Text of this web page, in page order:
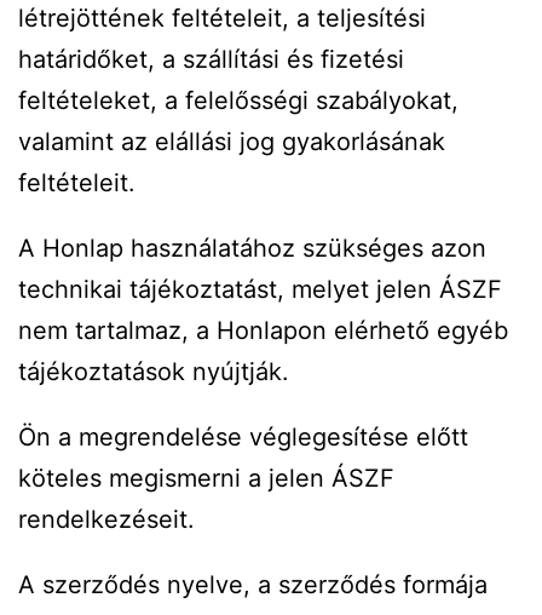
létrejöttének feltételeit, a teljesítési
határidőket, a szállítási és fizetési
feltételeket, a felelősségi szabályokat,
valamint az elállási jog gyakorlásának
feltételeit.
A Honlap használatához szükséges azon
technikai tájékoztatást, melyet jelen ÁSZF
nem tartalmaz, a Honlapon elérhető egyéb
tájékoztatások nyújtják.
Ön a megrendelése véglegesítése előtt
köteles megismerni a jelen ÁSZF
rendelkezéseit.
A szerződés nyelve, a szerződés formája